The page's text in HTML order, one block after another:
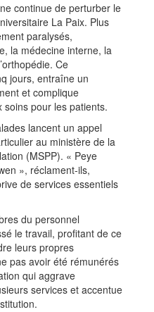
continue de perturber le
La Paix. Plus
paralysés,
la médecine interne, la
Ce
jours, entraîne un
et complique
soins pour les patients.
lancent un appel
au ministère de la
(MSPP). « Peye
», réclament-ils,
de services essentiels
du personnel
le travail, profitant de ce
leurs propres
pas avoir été rémunérés
qui aggrave
services et accentue